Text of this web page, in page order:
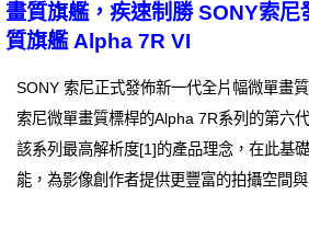
畫質旗艦，疾速制勝 SONY索
質旗艦 Alpha 7R VI
SONY 索尼正式發佈新一代全片幅微單畫
索尼微單畫質標桿的Alpha 7R系列的第六
該系列最高解析度[1]的產品理念，在此基
能，為影像創作者提供更豐富的拍攝空間